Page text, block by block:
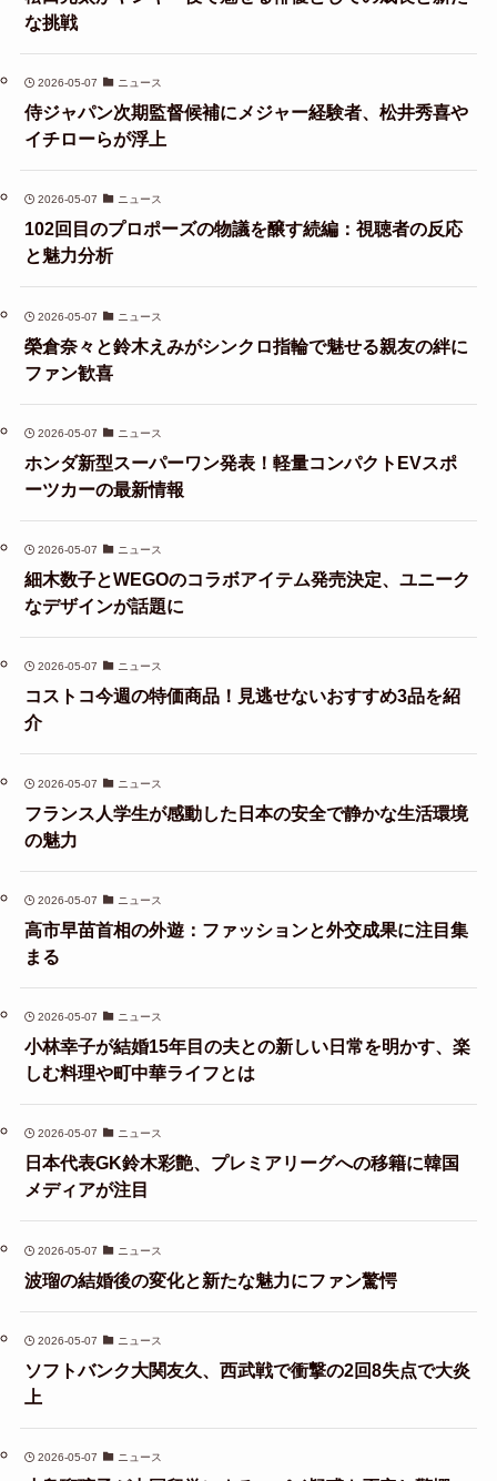
な挑戦
2026-05-07 ニュース
侍ジャパン次期監督候補にメジャー経験者、松井秀喜や
イチローらが浮上
2026-05-07 ニュース
102回目のプロポーズの物議を醸す続編：視聴者の反応
と魅力分析
2026-05-07 ニュース
榮倉奈々と鈴木えみがシンクロ指輪で魅せる親友の絆に
ファン歓喜
2026-05-07 ニュース
ホンダ新型スーパーワン発表！軽量コンパクトEVスポ
ーツカーの最新情報
2026-05-07 ニュース
細木数子とWEGOのコラボアイテム発売決定、ユニーク
なデザインが話題に
2026-05-07 ニュース
コストコ今週の特価商品！見逃せないおすすめ3品を紹
介
2026-05-07 ニュース
フランス人学生が感動した日本の安全で静かな生活環境
の魅力
2026-05-07 ニュース
高市早苗首相の外遊：ファッションと外交成果に注目集
まる
2026-05-07 ニュース
小林幸子が結婚15年目の夫との新しい日常を明かす、楽
しむ料理や町中華ライフとは
2026-05-07 ニュース
日本代表GK鈴木彩艶、プレミアリーグへの移籍に韓国
メディアが注目
2026-05-07 ニュース
波瑠の結婚後の変化と新たな魅力にファン驚愕
2026-05-07 ニュース
ソフトバンク大関友久、西武戦で衝撃の2回8失点で大炎
上
2026-05-07 ニュース